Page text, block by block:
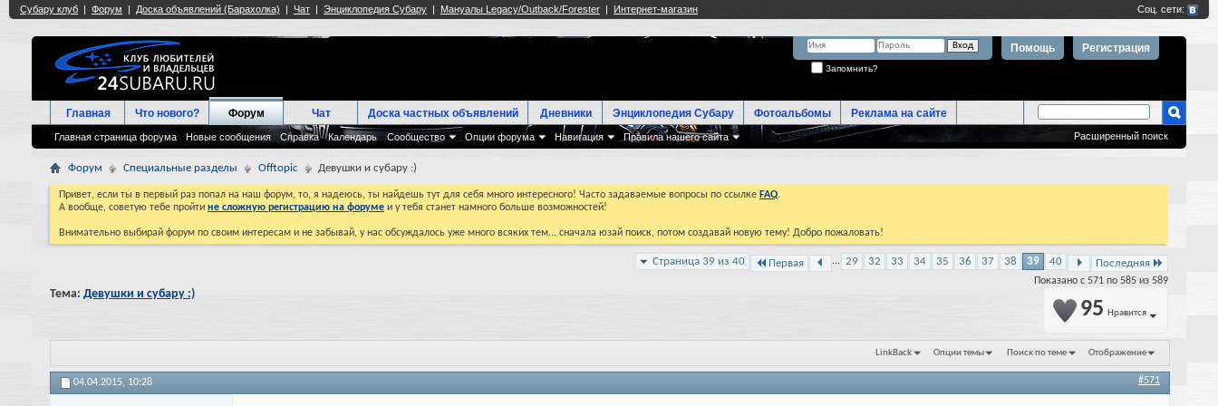
Регистрация
Помощь
Запомнить?
Главная Что нового? Форум
Главная страница форума Новые сообщения Справка Календарь Сообщество Опции форума Навигация Правила нашего сайта
Чат Доска частных объявлений Дневники Энциклопедия Субару Фотоальбомы Реклама на сайте
Расширенный поиск
Форум Специальные разделы Offtopic Девушки и субару :)
Привет, если ты в первый раз попал на наш форум, то, я надеюсь, ты найдешь тут для себя много интересного! Часто задаваемые вопросы по ссылке FAQ.
А вообще, советую тебе пройти не сложную регистрацию на форуме и у тебя станет намного больше возможностей!
Внимательно выбирай форум по своим интересам и не забывай, у нас обсуждалось уже много всяких тем... сначала юзай поиск, потом создавай новую тему! Добро пожаловать!
Страница 39 из 40 Первая ... 29 32 33 34 35 36 37 38 39 40 Последняя
Показано с 571 по 585 из 589
95 Нравится
Тема: Девушки и субару :)
LinkBack Опции темы Поиск по теме Отображение
04.04.2015, 10:28 #571